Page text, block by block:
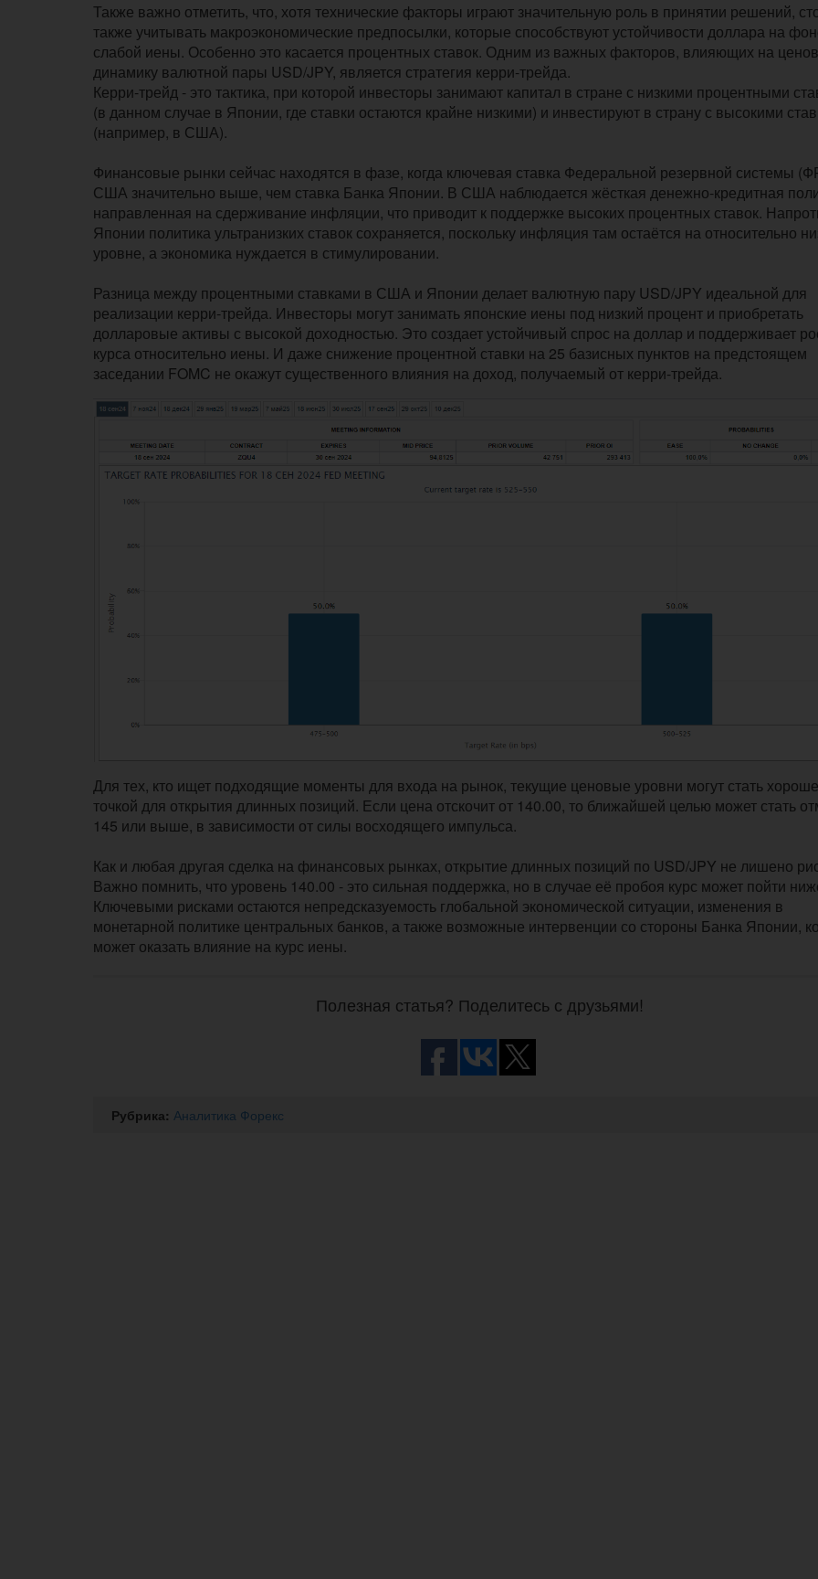
Также важно отметить, что, хотя технические факторы играют значительную роль в принятии решений,
также учитывать макроэкономические предпосылки, которые способствуют устойчивости доллара на
слабой иены. Особенно это касается процентных ставок. Одним из важных факторов, влияющих на
динамику валютной пары USD/JPY, является стратегия керри-трейда.
Керри-трейд - это тактика, при которой инвесторы занимают капитал в стране с низкими процентными
(в данном случае в Японии, где ставки остаются крайне низкими) и инвестируют в страну с высокими
(например, в США).
Финансовые рынки сейчас находятся в фазе, когда ключевая ставка Федеральной резервной системы
США значительно выше, чем ставка Банка Японии. В США наблюдается жёсткая денежно-кредитная
направленная на сдерживание инфляции, что приводит к поддержке высоких процентных ставок.
Японии политика ультранизких ставок сохраняется, поскольку инфляция там остаётся на относительно
уровне, а экономика нуждается в стимулировании.
Разница между процентными ставками в США и Японии делает валютную пару USD/JPY идеальной для
реализации керри-трейда. Инвесторы могут занимать японские иены под низкий процент и приобретать
долларовые активы с высокой доходностью. Это создает устойчивый спрос на доллар и поддерживает
курса относительно иены. И даже снижение процентной ставки на 25 базисных пунктов на предстоящем
заседании FOMC не окажут существенного влияния на доход, получаемый от керри-трейда.
Для тех, кто ищет подходящие моменты для входа на рынок, текущие ценовые уровни могут стать
точкой для открытия длинных позиций. Если цена отскочит от 140.00, то ближайшей целью может стать
145 или выше, в зависимости от силы восходящего импульса.
Как и любая другая сделка на финансовых рынках, открытие длинных позиций по USD/JPY не лишено
Важно помнить, что уровень 140.00 - это сильная поддержка, но в случае её пробоя курс может пойти
Ключевыми рисками остаются непредсказуемость глобальной экономической ситуации, изменения в
монетарной политике центральных банков, а также возможные интервенции со стороны Банка Японии,
может оказать влияние на курс иены.
Полезная статья? Поделитесь с друзьями!
Рубрика: Аналитика Форекс